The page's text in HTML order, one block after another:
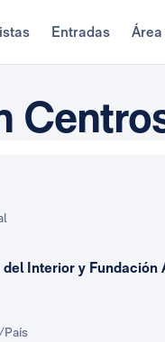
Entradas Área
Interior y Fundación